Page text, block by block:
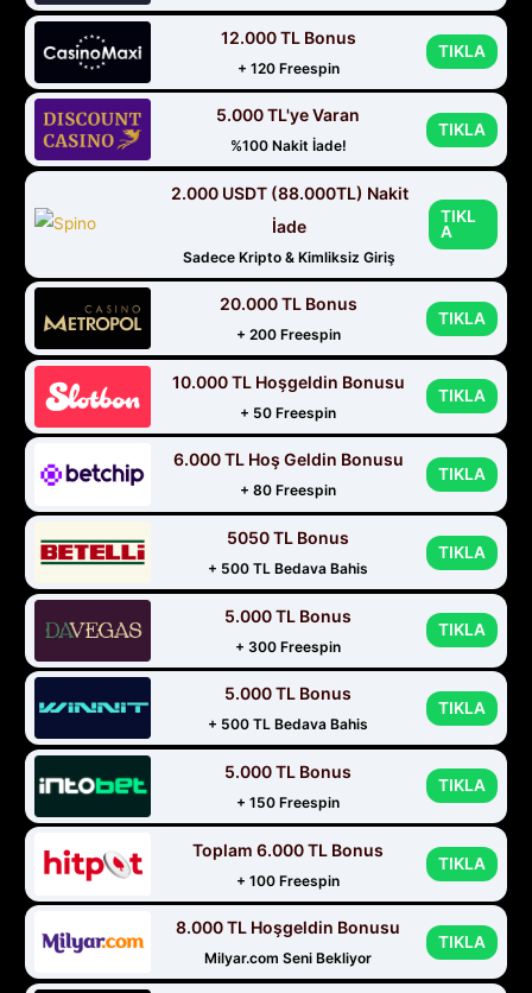
12.000 TL Bonus
+ 120 Freespin
TIKLA
5.000 TL'ye Varan
%100 Nakit İade!
TIKLA
2.000 USDT (88.000TL) Nakit
İade
Sadece Kripto & Kimliksiz Giriş
TIKL
A
20.000 TL Bonus
+ 200 Freespin
TIKLA
10.000 TL Hoşgeldin Bonusu
+ 50 Freespin
TIKLA
6.000 TL Hoş Geldin Bonusu
+ 80 Freespin
TIKLA
5050 TL Bonus
+ 500 TL Bedava Bahis
TIKLA
5.000 TL Bonus
+ 300 Freespin
TIKLA
5.000 TL Bonus
+ 500 TL Bedava Bahis
TIKLA
5.000 TL Bonus
+ 150 Freespin
TIKLA
Toplam 6.000 TL Bonus
+ 100 Freespin
TIKLA
8.000 TL Hoşgeldin Bonusu
Milyar.com Seni Bekliyor
TIKLA